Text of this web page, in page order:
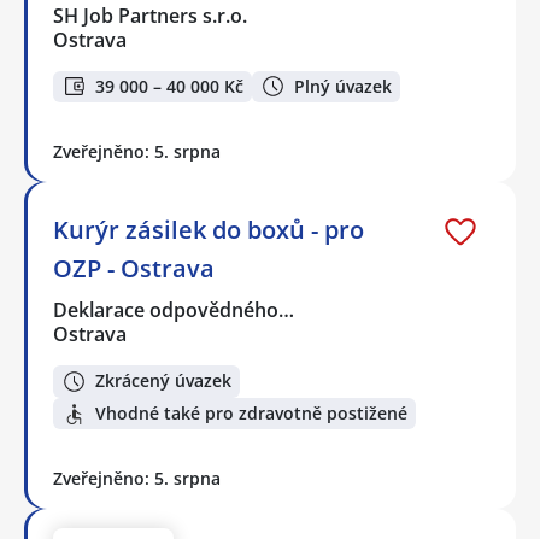
SH Job Partners s.r.o.
Ostrava
39 000 – 40 000 Kč Plný úvazek
Zveřejněno: 5. srpna
Kurýr zásilek do boxů - pro
OZP - Ostrava
Deklarace odpovědného…
Ostrava
Zkrácený úvazek
Vhodné také pro zdravotně postižené
Zveřejněno: 5. srpna